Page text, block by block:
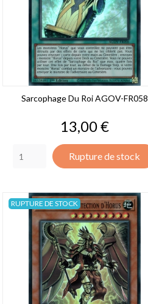
Sarcophage Du Roi AGOV-FR058
Prix
13,00 €
Rupture de stock
RUPTURE DE STOCK